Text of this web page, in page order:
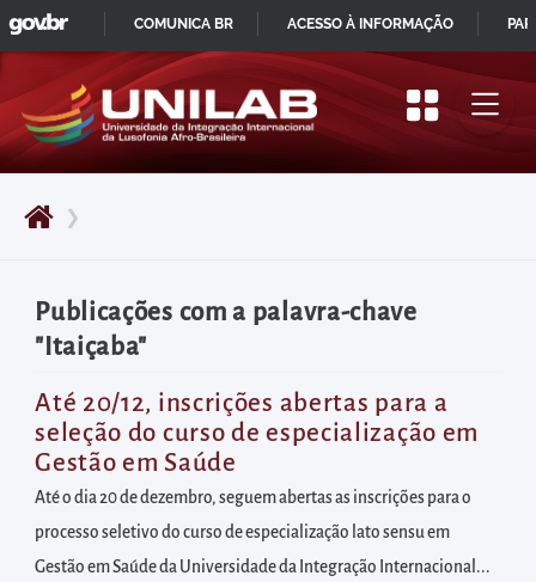
Pular
para
início
do
principal
Acessar
diretamente
o
menu
principal
Acessar
diretamente
à
❯
Publicações com a palavra-chave
"Itaiçaba"
Até 20/12, inscrições abertas para a
seleção do curso de especialização em
Gestão em Saúde
Até o dia 20 de dezembro, seguem abertas as inscrições para o
processo seletivo do curso de especialização lato sensu em
Gestão em Saúde da Universidade da Integração Internacional...
IR
PARA
CONTEÚDO
GOVBR
COMUNICA BR ACESSO À INFORMAÇÃO